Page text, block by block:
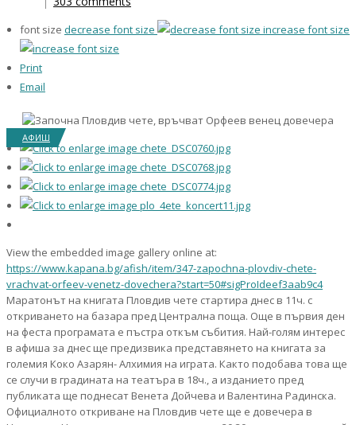
font size decrease font size increase font size
Print
Email
АФИШ
View the embedded image gallery online at:
https://www.kapana.bg/afish/item/347-zapochna-plovdiv-chete-
vrachvat-orfeev-venetz-dovechera?start=50#sigProIdeef3aab9c4
Маратонът на книгата Пловдив чете стартира днес в 11ч. с
откриването на базара пред Централна поща. Още в първия ден
на феста програмата е пъстра откъм събития. Най-голям интерес
в афиша за днес ще предизвика представянето на книгата за
големия Коко Азарян- Алхимия на играта. Както подобава това ще
се случи в градината на театъра в 18ч., а изданието пред
публиката ще поднесат Венета Дойчева и Валентина Радинска.
Официалното откриване на Пловдив чете ще е довечера в